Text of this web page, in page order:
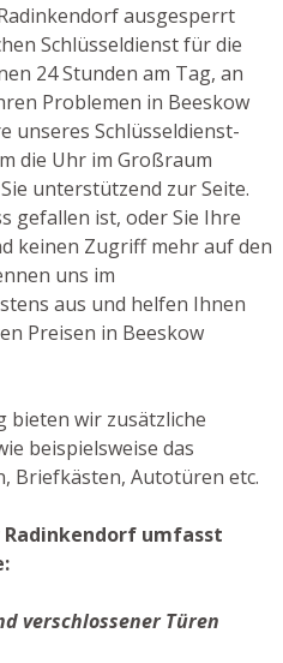
ausgesperrt
Schlüsseldienst für die
24 Stunden am Tag, an
Problemen in Beeskow
unseres Schlüsseldienst-
die Uhr im Großraum
unterstützend zur Seite.
gefallen ist, oder Sie Ihre
keinen Zugriff mehr auf den
uns im
aus und helfen Ihnen
Preisen in Beeskow
bieten wir zusätzliche
beispielsweise das
Briefkästen, Autotüren etc.
Radinkendorf umfasst
verschlossener Türen